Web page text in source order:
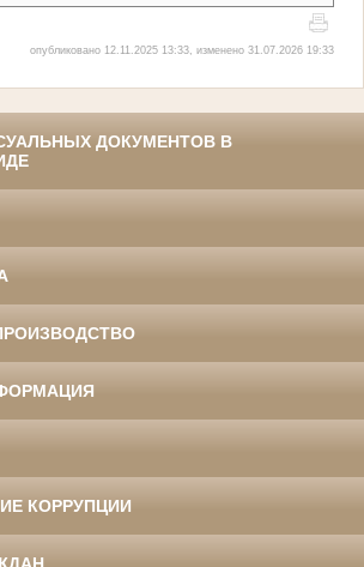
опубликовано 12.11.2025 13:33, изменено 31.07.2026 19:33
ДОКУМЕНТОВ В
КОРРУПЦИИ